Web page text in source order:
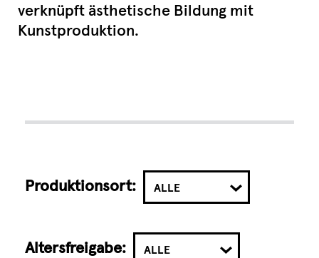
verknüpft ästhetische Bildung mit
Kunstproduktion.
Produktionsort: ALLE
Altersfreigabe: ALLE